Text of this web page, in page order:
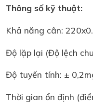
Thông số kỹ thuật:
Khả năng cân:
Độ lặp lại (Độ lệch
Độ tuyến tính: ±
Thời gian ổn định